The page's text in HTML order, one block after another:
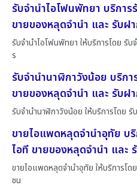
รับจำนำไอโฟนพัทยา บริกา
ขายของหลุดจำนำ และ รับฝ
รับจำนำไอโฟนพัทยา ให้บริการโดย รั
ร
รับจำนำนาฬิกาวังน้อย บริก
ขายของหลุดจำนำ และ รับฝ
รับจำนำนาฬิกาวังน้อย ให้บริการโดย
ขายไอแพดหลุดจำนำอุทัย บ
ไอที ขายของหลุดจำนำ และ
ขายไอแพดหลุดจำนำอุทัย ให้บริการโ
ชน